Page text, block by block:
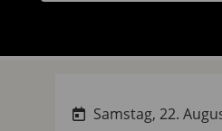
Samstag, 22.